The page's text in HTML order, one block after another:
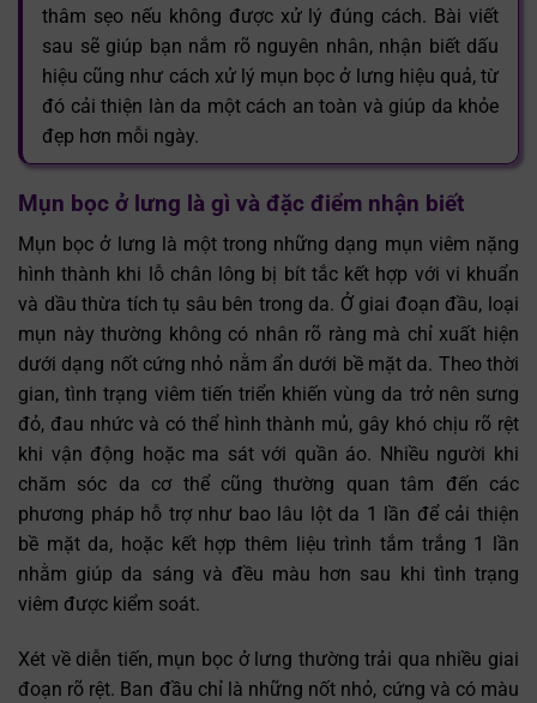
thâm sẹo nếu không được xử lý đúng cách. Bài viết
sau sẽ giúp bạn nắm rõ nguyên nhân, nhận biết dấu
hiệu cũng như cách xử lý mụn bọc ở lưng hiệu quả, từ
đó cải thiện làn da một cách an toàn và giúp da khỏe
đẹp hơn mỗi ngày.
Mụn bọc ở lưng là gì và đặc điểm nhận biết
Mụn bọc ở lưng là một trong những dạng mụn viêm nặng
hình thành khi lỗ chân lông bị bít tắc kết hợp với vi khuẩn
và dầu thừa tích tụ sâu bên trong da. Ở giai đoạn đầu, loại
mụn này thường không có nhân rõ ràng mà chỉ xuất hiện
dưới dạng nốt cứng nhỏ nằm ẩn dưới bề mặt da. Theo thời
gian, tình trạng viêm tiến triển khiến vùng da trở nên sưng
đỏ, đau nhức và có thể hình thành mủ, gây khó chịu rõ rệt
khi vận động hoặc ma sát với quần áo. Nhiều người khi
chăm sóc da cơ thể cũng thường quan tâm đến các
phương pháp hỗ trợ như bao lâu lột da 1 lần để cải thiện
bề mặt da, hoặc kết hợp thêm liệu trình tắm trắng 1 lần
nhằm giúp da sáng và đều màu hơn sau khi tình trạng
viêm được kiểm soát.
Xét về diễn tiến, mụn bọc ở lưng thường trải qua nhiều giai
đoạn rõ rệt. Ban đầu chỉ là những nốt nhỏ, cứng và có màu